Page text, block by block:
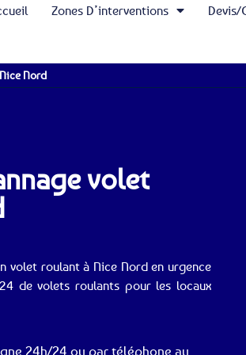
Zones D’interventions Devis/
Nice Nord
volet
volet roulant à Nice Nord en urgence
de volets roulants pour les locaux
24h/24 ou par téléphone au